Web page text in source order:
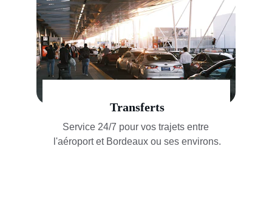
Transferts
Service 24/7 pour vos trajets entre
l'aéroport et Bordeaux ou ses environs.